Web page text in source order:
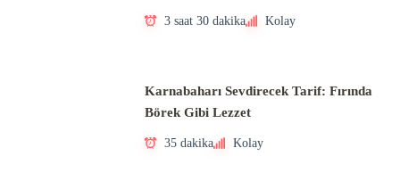
3 saat 30 dakika Kolay
Karnabaharı Sevdirecek Tarif: Fırında
Börek Gibi Lezzet
35 dakika Kolay